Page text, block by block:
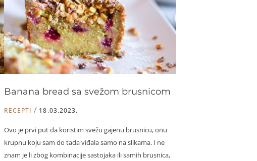
Banana bread sa svežom brusnicom
RECEPTI / 18.03.2023.
Ovo je prvi put da koristim svežu gajenu brusnicu, onu
krupnu koju sam do tada viđala samo na slikama. I ne
znam je li zbog kombinacije sastojaka ili samih brusnica,